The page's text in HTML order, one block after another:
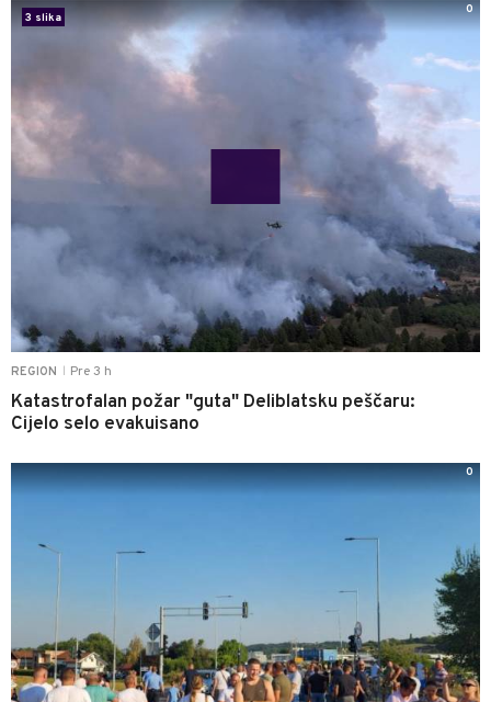
REGION Pre 3 h
Katastrofalan požar "guta" Deliblatsku peščaru:
Cijelo selo evakuisano
3 slika
0
0